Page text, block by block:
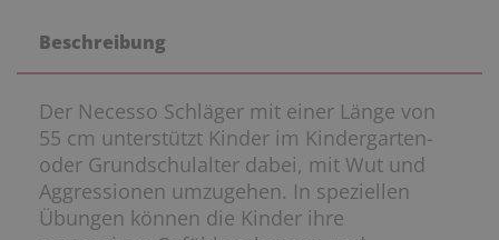
Beschreibung
Der Necesso Schläger mit einer Länge von
55 cm unterstützt Kinder im Kindergarten-
oder Grundschulalter dabei, mit Wut und
Aggressionen umzugehen. In speziellen
Übungen können die Kinder ihre